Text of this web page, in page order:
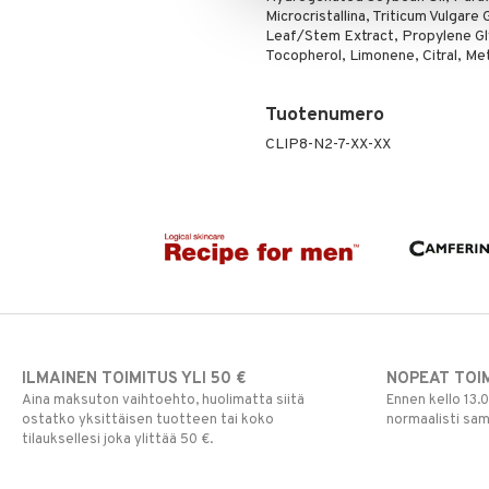
Microcristallina, Triticum Vulgare
Leaf/Stem Extract, Propylene
Tocopherol, Limonene, Citral,
Tuotenumero
CLIP8-N2-7-XX-XX
ILMAINEN TOIMITUS YLI 50 €
Aina maksuton vaihtoehto, huolimatta siitä
ostatko yksittäisen tuotteen tai koko
tilauksellesi joka ylittää 50 €.
NOPEAT
Ennen kello
normaalisti